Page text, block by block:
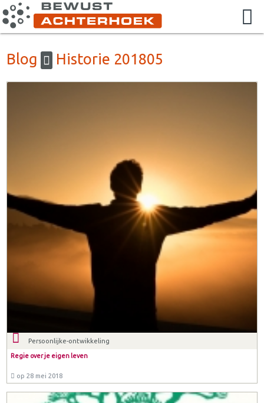
Blog Historie 201805
Persoonlijke-ontwikkeling
Regie over je eigen leven
op 28 mei 2018